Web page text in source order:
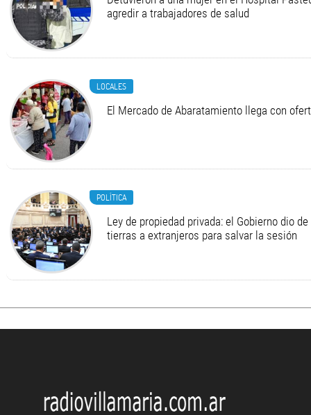
agredir a trabajadores de salud
LOCALES
El Mercado de Abaratamiento llega con
POLÍTICA
Ley de propiedad privada: el Gobierno dio
tierras a extranjeros para salvar la sesión